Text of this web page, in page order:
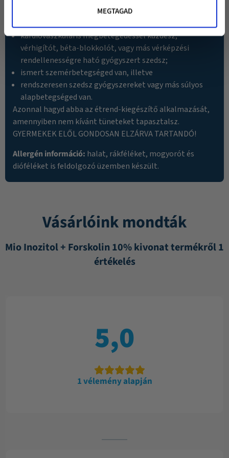
MEGTAGAD
vagy gyermeket tervezel;
kardiovaszkuláris megbetegedéssel küzdesz,
vérhigítót, béta-blokkolót, vagy más vérképzési
rendellenességre ható gyógyszert szedsz;
ismert szemérbetegséged van, illetve
rendszeresen szedsz gyógyszereket vagy más súlyos
alapbetegséged van.
Azonnal hagyd abba az étrend-kiegészítő alkalmazását,
amennyiben nem kívánt tüneteket tapasztalsz.
GYERMEKEK ELŐL GONDOSAN ELZÁRVA TARTANDÓ!
Allergén információ: halat, rákféléket, mogyorót és
dióféléket is feldolgozó üzemben készült.
Vásárlóink mondták
Mio Inozitol + Forskolin 10% kivonat termékről 1
értékelés
5,0
1 vélemény alapján